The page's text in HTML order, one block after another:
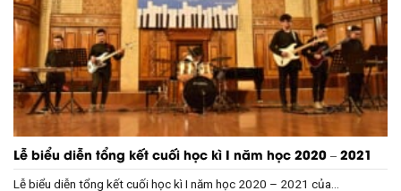
Lễ biểu diễn tổng kết cuối học kì I năm học 2020 – 2021
Lễ biểu diễn tổng kết cuối học kì I năm học 2020 – 2021 của...